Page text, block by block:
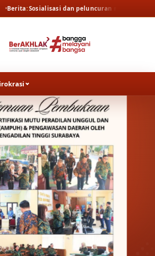
dan peluncuran resmi persidangan elektronik